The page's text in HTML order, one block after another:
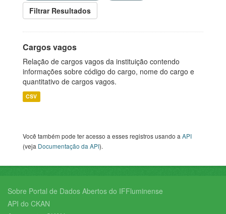
Filtrar Resultados
Cargos vagos
Relação de cargos vagos da instituição contendo
informações sobre código do cargo, nome do cargo e
quantitativo de cargos vagos.
CSV
Você também pode ter acesso a esses registros usando aAPI
(veja Documentação da API).
Sobre Portal de Dados Abertos do IFFluminense
API do CKAN